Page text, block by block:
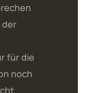
der
für die
noch